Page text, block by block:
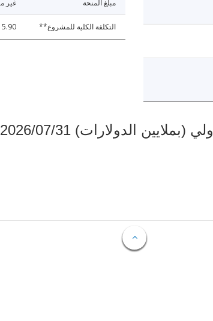
مبلغ المنحة غير
التكلفة الكلية للمشروع**
الدولارات) 2026/07/31